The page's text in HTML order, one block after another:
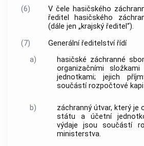
(6)
V čele hasičského
ředitel hasičského
(dále jen „krajský ředitel“).
(7)
Generální ředitelství řídí
a)
hasičské záchranné
organizačními
jednotkami; jejich
součástí rozpočtové
b)
záchranný útvar, který je
státu a účetní
výdaje jsou součástí
ministerstva.